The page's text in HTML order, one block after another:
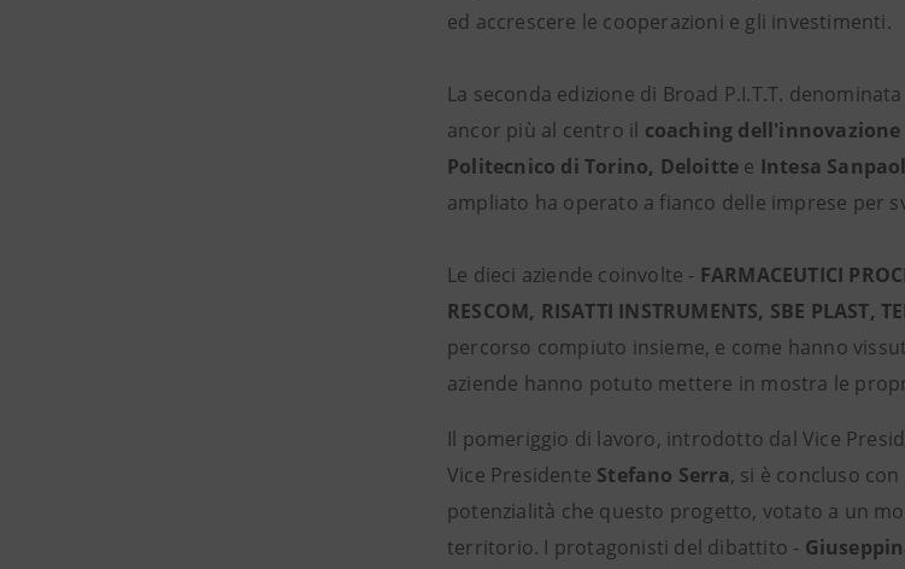
ed accrescere le cooperazioni e gli investimenti.
La seconda edizione di Broad P.I.T.T.
ancor più al centro il coaching dell'innovazione
Politecnico di Torino, Deloitte e Intesa
ampliato ha operato a fianco delle imprese per
Le dieci aziende coinvolte - FARMACEUTICI
RESCOM, RISATTI INSTRUMENTS, SBE PLAST,
percorso compiuto insieme, e come hanno
aziende hanno potuto mettere in mostra le
Il pomeriggio di lavoro, introdotto dal Vice
Vice Presidente Stefano Serra, si è concluso
potenzialità che questo progetto, votato a un
territorio. I protagonisti del dibattito -